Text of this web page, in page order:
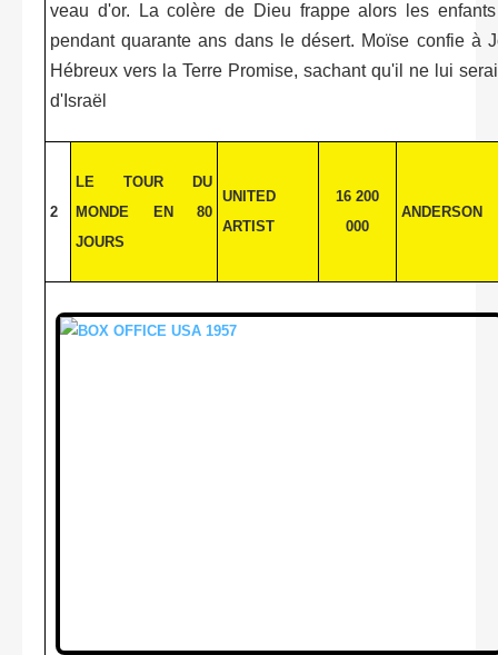
veau d'or. La colère de Dieu frappe alors les
pendant quarante ans dans le désert. Moïse confie à
Hébreux vers la Terre Promise, sachant qu'il ne lui
d'Israël
2
LE TOUR DU
MONDE EN 80
JOURS
UNITED
ARTIST
16 200
000
ANDERSON